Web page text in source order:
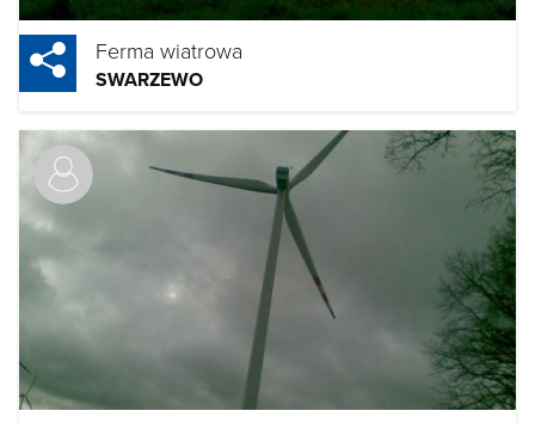
Ferma wiatrowa
SWARZEWO